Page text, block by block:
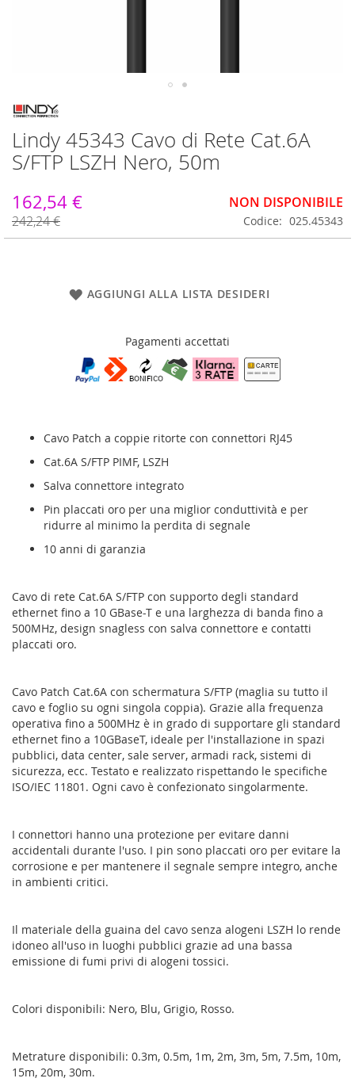
Vai
all'inizio
della
galleria
di
Lindy 45343 Cavo di Rete Cat.6A
S/FTP LSZH Nero, 50m
162,54 €
242,24 €
NON DISPONIBILE
Codice 025.45343
AGGIUNGI ALLA LISTA DESIDERI
Pagamenti accettati
Cavo Patch a coppie ritorte con connettori RJ45
Cat.6A S/FTP PIMF, LSZH
Salva connettore integrato
Pin placcati oro per una miglior conduttività e per
ridurre al minimo la perdita di segnale
10 anni di garanzia
Cavo di rete Cat.6A S/FTP con supporto degli standard
ethernet fino a 10 GBase-T e una larghezza di banda fino a
500MHz, design snagless con salva connettore e contatti
placcati oro.
Cavo Patch Cat.6A con schermatura S/FTP (maglia su tutto il
cavo e foglio su ogni singola coppia). Grazie alla frequenza
operativa fino a 500MHz è in grado di supportare gli standard
ethernet fino a 10GBaseT, ideale per l'installazione in spazi
pubblici, data center, sale server, armadi rack, sistemi di
sicurezza, ecc. Testato e realizzato rispettando le specifiche
ISO/IEC 11801. Ogni cavo è confezionato singolarmente.
I connettori hanno una protezione per evitare danni
accidentali durante l'uso. I pin sono placcati oro per evitare la
corrosione e per mantenere il segnale sempre integro, anche
in ambienti critici.
Il materiale della guaina del cavo senza alogeni LSZH lo rende
idoneo all'uso in luoghi pubblici grazie ad una bassa
emissione di fumi privi di alogeni tossici.
Colori disponibili: Nero, Blu, Grigio, Rosso.
Metrature disponibili: 0.3m, 0.5m, 1m, 2m, 3m, 5m, 7.5m, 10m,
15m, 20m, 30m.